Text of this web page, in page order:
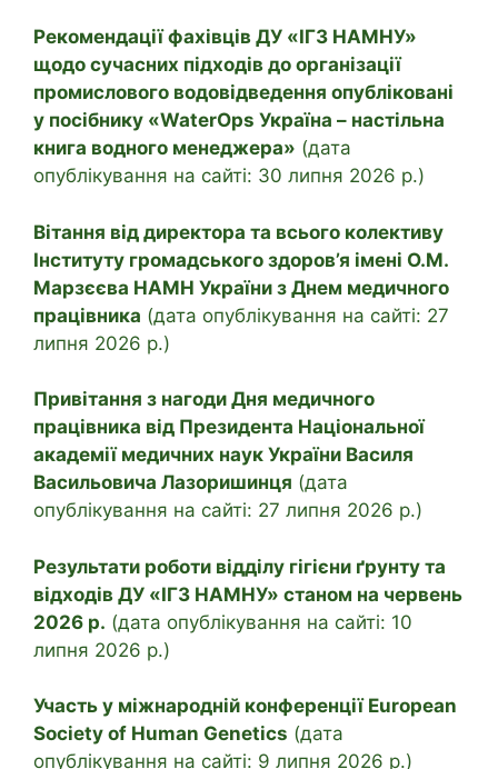
Рекомендації фахівців ДУ «ІГЗ НАМНУ»
щодо сучасних підходів до організації
промислового водовідведення опубліковані
у посібнику «WaterOps Україна – настільна
книга водного менеджера» (дата
опублікування на сайті: 30 липня 2026 р.)
Вітання від директора та всього колективу
Інституту громадського здоров’я імені О.М.
Марзєєва НАМН України з Днем медичного
працівника (дата опублікування на сайті: 27
липня 2026 р.)
Привітання з нагоди Дня медичного
працівника від Президента Національної
академії медичних наук України Василя
Васильовича Лазоришинця (дата
опублікування на сайті: 27 липня 2026 р.)
Результати роботи відділу гігієни ґрунту та
відходів ДУ «ІГЗ НАМНУ» станом на червень
2026 р. (дата опублікування на сайті: 10
липня 2026 р.)
Участь у міжнародній конференції European
Society of Human Genetics (дата
опублікування на сайті: 9 липня 2026 р.)